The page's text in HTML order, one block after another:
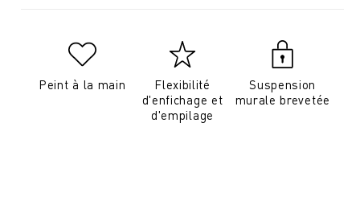
Peint à la main
Flexibilité
d'enfichage et
d'empilage
Suspension
murale brevetée